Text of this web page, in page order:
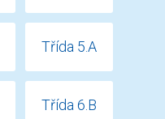
Třída 5.A
Třída 6.B